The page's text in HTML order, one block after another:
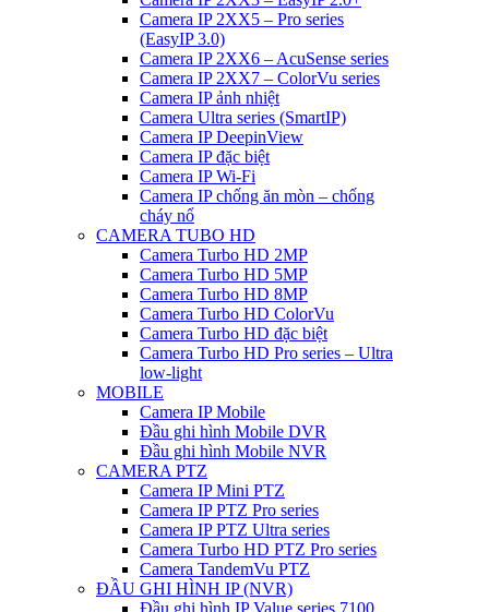
Camera IP 2XX5 – Pro series
(EasyIP 3.0)
Camera IP 2XX6 – AcuSense series
Camera IP 2XX7 – ColorVu series
Camera IP ảnh nhiệt
Camera Ultra series (SmartIP)
Camera IP DeepinView
Camera IP đặc biệt
Camera IP Wi-Fi
Camera IP chống ăn mòn – chống
cháy nổ
CAMERA TUBO HD
Camera Turbo HD 2MP
Camera Turbo HD 5MP
Camera Turbo HD 8MP
Camera Turbo HD ColorVu
Camera Turbo HD đặc biệt
Camera Turbo HD Pro series – Ultra
low-light
MOBILE
Camera IP Mobile
Đầu ghi hình Mobile DVR
Đầu ghi hình Mobile NVR
CAMERA PTZ
Camera IP Mini PTZ
Camera IP PTZ Pro series
Camera IP PTZ Ultra series
Camera Turbo HD PTZ Pro series
Camera TandemVu PTZ
ĐẦU GHI HÌNH IP (NVR)